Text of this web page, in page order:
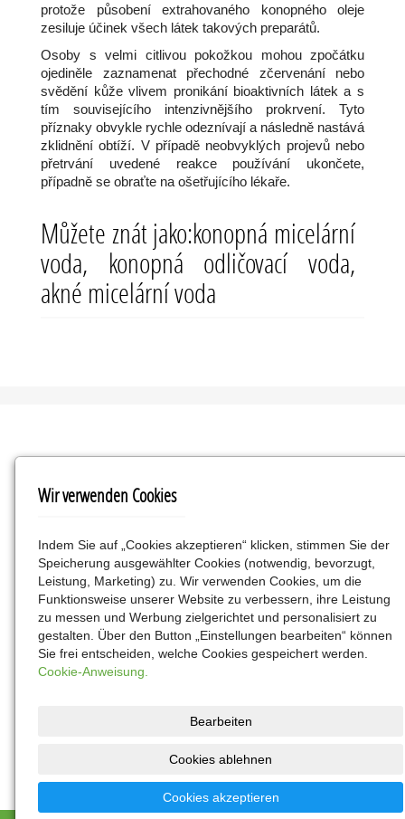
protože působení extrahovaného konopného oleje
zesiluje účinek všech látek takových preparátů.
Osoby s velmi citlivou pokožkou mohou zpočátku
ojediněle zaznamenat přechodné zčervenání nebo
svědění kůže vlivem pronikání bioaktivních látek a s
tím souvisejícího intenzivnějšího prokrvení. Tyto
příznaky obvykle rychle odeznívají a následně nastává
zklidnění obtíží. V případě neobvyklých projevů nebo
přetrvání uvedené reakce používání ukončete,
případně se obraťte na ošetřujícího lékaře.
Můžete znát jako:konopná micelární
voda, konopná odličovací voda,
akné micelární voda
17000 Praha 7
info@parenteral.cz
+420 777 77 44 99
Sie finden uns
Wir verwenden Cookies
Indem Sie auf „Cookies akzeptieren“ klicken, stimmen Sie der
Speicherung ausgewählter Cookies (notwendig, bevorzugt,
Leistung, Marketing) zu. Wir verwenden Cookies, um die
Funktionsweise unserer Website zu verbessern, ihre Leistung
zu messen und Werbung zielgerichtet und personalisiert zu
gestalten. Über den Button „Einstellungen bearbeiten“ können
Sie frei entscheiden, welche Cookies gespeichert werden.
Cookie-Anweisung.
Bearbeiten
Cookies ablehnen
Cookies akzeptieren